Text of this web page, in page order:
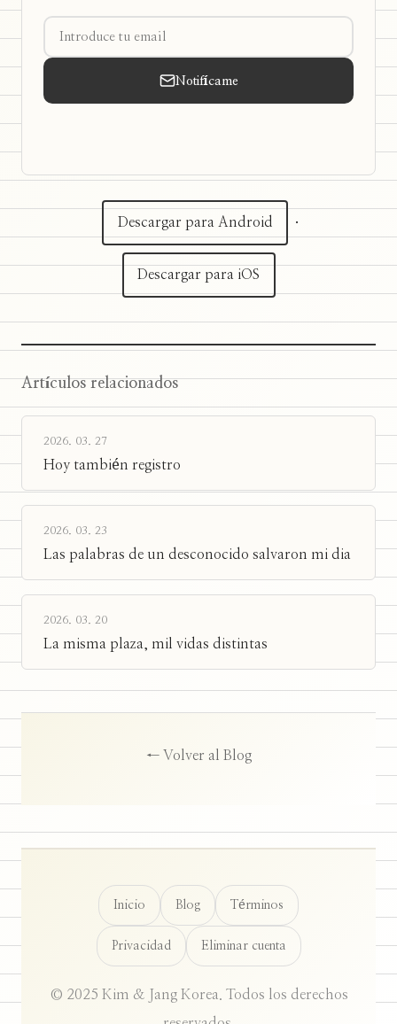
Notifícame
Descargar para Android ·
Descargar para iOS
Artículos relacionados
2026. 03. 27
Hoy también registro
2026. 03. 23
Las palabras de un desconocido salvaron mi dia
2026. 03. 20
La misma plaza, mil vidas distintas
← Volver al Blog
Inicio Blog Términos
Privacidad Eliminar cuenta
© 2025 Kim & Jang Korea. Todos los derechos